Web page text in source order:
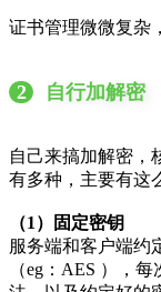
证书管理微微复杂
2 自行加解密
自己来搞加解密，
有多种，主要有这
（1）固定密钥
服务端和客户端约
（eg：AES ），